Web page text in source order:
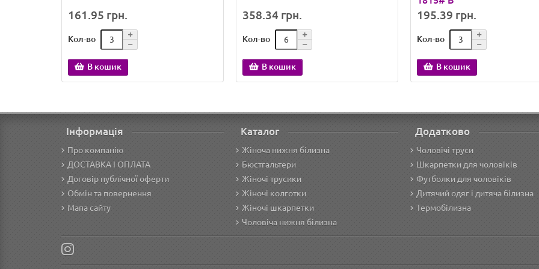
161.95 грн.
Кол-во
В кошик
358.34 грн.
Кол-во
В кошик
195.39 грн.
Кол-во
В кошик
Інформація
Про компанію
ДОСТАВКА І ОПЛАТА
Договір публічної оферти
Обмін та повернення
Мапа сайту
Каталог
Жіноча нижня білизна
Бюстгальтери
Жіночі трусики
Жіночі колготки
Жіночі шкарпетки
Чоловіча нижня білизна
Додатково
Чоловічі труси
Шкарпетки для чоловіків
Футболки для чоловіків
Дитячий одяг і дитяча білизна
Термобілизна